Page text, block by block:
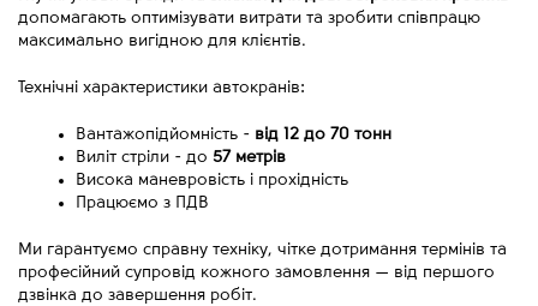
допомагають оптимізувати витрати та зробити співпрацю
максимально вигідною для клієнтів.
Технічні характеристики автокранів:
Вантажопідйомність - від 12 до 70 тонн
Виліт стріли - до 57 метрів
Висока маневровість і прохідність
Працюємо з ПДВ
Ми гарантуємо справну техніку, чітке дотримання термінів та
професійний супровід кожного замовлення — від першого
дзвінка до завершення робіт.